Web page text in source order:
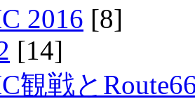
2016 [8]
[14]
観戦と